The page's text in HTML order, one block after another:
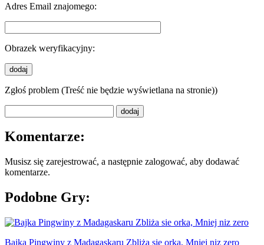
Adres Email znajomego:
Obrazek weryfikacyjny:
Zgłoś problem (Treść nie będzie wyświetlana na stronie))
Komentarze:
Musisz się zarejestrować, a następnie zalogować, aby dodawać
komentarze.
Podobne Gry:
Bajka Pingwiny z Madagaskaru Zbliża sie orka, Mniej niz zero